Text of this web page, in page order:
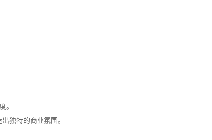
。
独特的商业氛围。